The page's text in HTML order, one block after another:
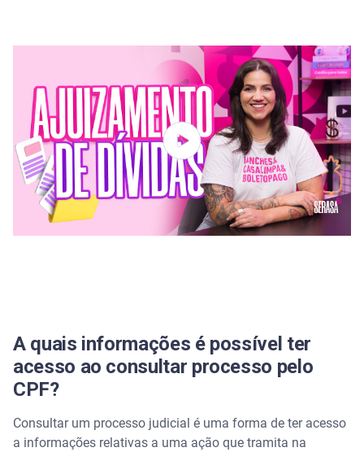
judicial?
Certidão de Antecedentes Criminais pelo CPF
Serasa Você Consulta: pesquise a situação do CPF
de terceiros
Perguntas frequentes sobre consultar processo pelo
CPF
Como consultar processo trabalhista pelo CPF?
A quais informações é possível ter
acesso ao consultar processo pelo
CPF?
Consultar um processo judicial é uma forma de ter acesso
a informações relativas a uma ação que tramita na